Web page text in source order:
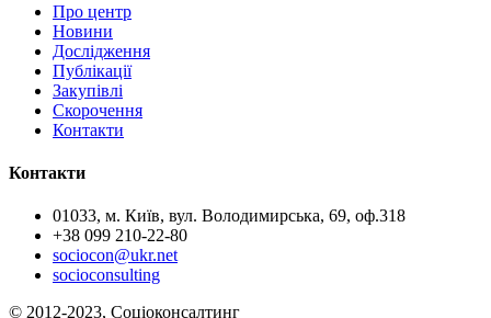
Про центр
Новини
Дослідження
Публікації
Закупівлі
Скорочення
Контакти
Контакти
01033, м. Київ, вул. Володимирська, 69, оф.318
+38 099 210-22-80
sociocon@ukr.net
socioconsulting
© 2012-2023, Соціоконсалтинг